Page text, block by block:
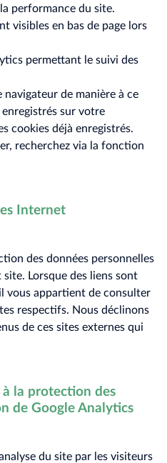
performance du site.
visibles en bas de page lors
permettant le suivi des
de manière à ce
sur votre
cookies déjà enregistrés.
recherchez via la fonction
Internet
des données personnelles
Lorsque des liens sont
vous appartient de consulter
respectifs. Nous déclinons
de ces sites externes qui
la protection des
de Google Analytics
du site par les visiteurs